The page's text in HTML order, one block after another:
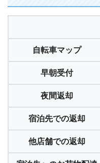
自転車マップ
早朝受付
夜間返却
宿泊先での返却
他店舗での返却